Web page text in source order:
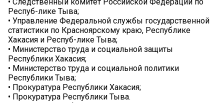
Респуб-лике Тыва;
• Управление Федеральной службы государственной
статистики по Красноярскому краю, Республике
Хакасия и Респуб-лике Тыва;
• Министерство труда и социальной защиты
Республики Хакасия;
• Министерство труда и социальной политики
Республики Тыва;
• Прокуратура Республики Хакасия;
• Прокуратура Республики Тыва.